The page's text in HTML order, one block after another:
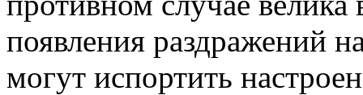
появления раздражений
могут испортить